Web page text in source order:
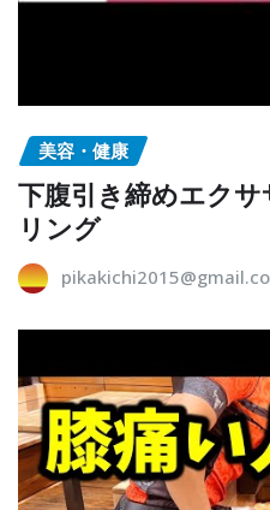
美容・健康
下腹引き締めエク
リング